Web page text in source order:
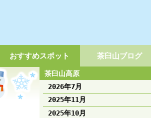
おすすめスポット 茶臼山ブログ
茶臼山高原
2026年7月
2025年11月
2025年10月